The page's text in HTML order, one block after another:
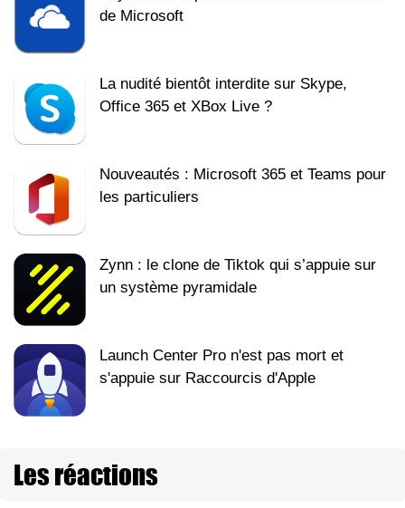
de Microsoft
La nudité bientôt interdite sur Skype,
Office 365 et XBox Live ?
Nouveautés : Microsoft 365 et Teams pour
les particuliers
Zynn : le clone de Tiktok qui s’appuie sur
un système pyramidale
Launch Center Pro n'est pas mort et
s'appuie sur Raccourcis d'Apple
Les réactions